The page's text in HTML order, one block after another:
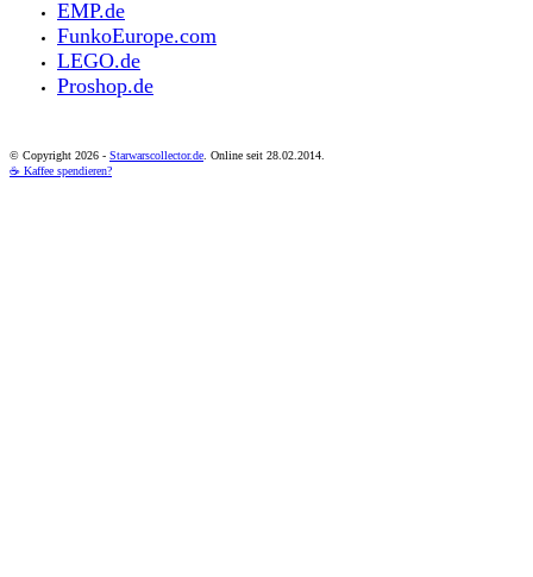
EMP.de
FunkoEurope.com
LEGO.de
Proshop.de
© Copyright 2026 - Starwarscollector.de. Online seit 28.02.2014.
☕ Kaffee spendieren?